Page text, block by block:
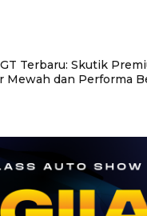
Terbaru: Skutik
Mewah dan Performa